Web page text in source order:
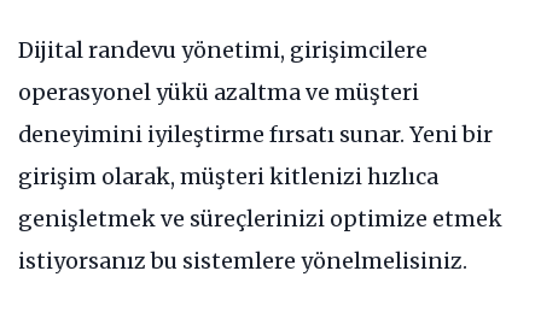
Dijital randevu yönetimi, girişimcilere
operasyonel yükü azaltma ve müşteri
deneyimini iyileştirme fırsatı sunar. Yeni bir
girişim olarak, müşteri kitlenizi hızlıca
genişletmek ve süreçlerinizi optimize etmek
istiyorsanız bu sistemlere yönelmelisiniz.